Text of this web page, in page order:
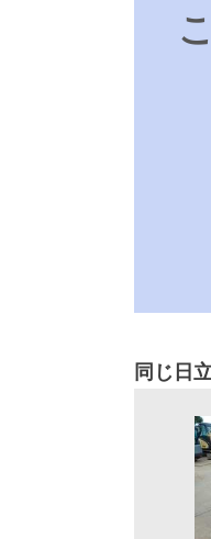
同じ日